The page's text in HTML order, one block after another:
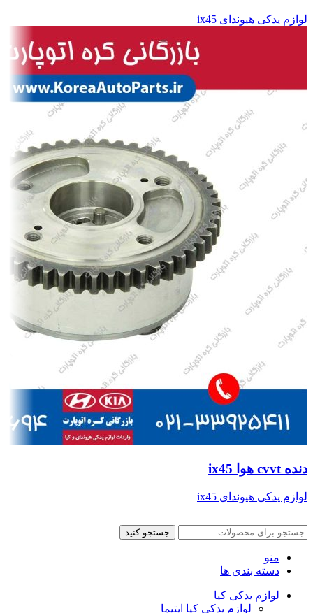
لوازم یدکی هیوندای ix45
دنده cvvt هوا ix45
لوازم یدکی هیوندای ix45
جستجو کنید
منو
دسته بندی ها
لوازم یدکی کیا
لوازم یدکی کیا اپتیما